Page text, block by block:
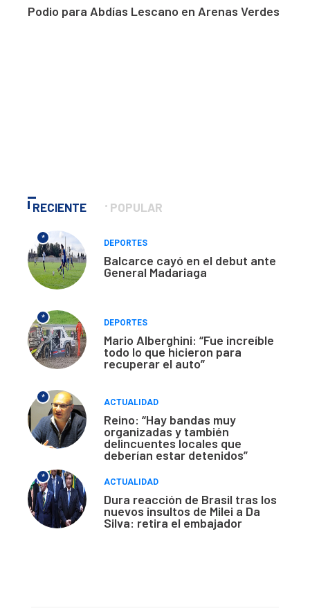
Podio para Abdías Lescano en Arenas Verdes
RECIENTE POPULAR
*
DEPORTES
Balcarce cayó en el debut ante
General Madariaga
*
DEPORTES
Mario Alberghini: “Fue increíble
todo lo que hicieron para
recuperar el auto”
*
ACTUALIDAD
Reino: “Hay bandas muy
organizadas y también
delincuentes locales que
deberían estar detenidos”
*
ACTUALIDAD
Dura reacción de Brasil tras los
nuevos insultos de Milei a Da
Silva: retira el embajador